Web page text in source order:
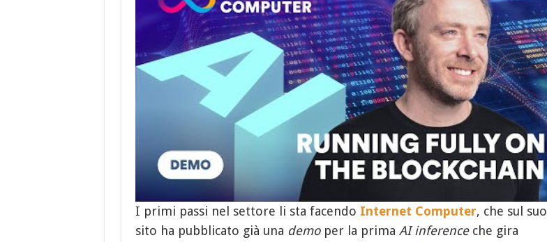
I primi passi nel settore li sta facendo Internet Computer, che sul suo
sito ha pubblicato già una demoper la prima AI inferenceche gira